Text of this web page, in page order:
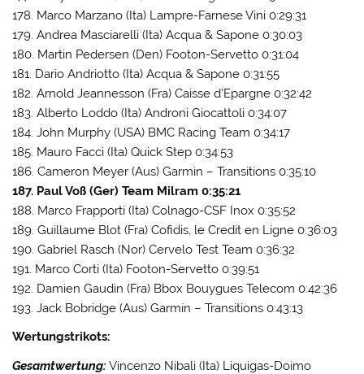
178. Marco Marzano (Ita) Lampre-Farnese Vini 0:29:31
179. Andrea Masciarelli (Ita) Acqua & Sapone 0:30:03
180. Martin Pedersen (Den) Footon-Servetto 0:31:04
181. Dario Andriotto (Ita) Acqua & Sapone 0:31:55
182. Arnold Jeannesson (Fra) Caisse d’Epargne 0:32:42
183. Alberto Loddo (Ita) Androni Giocattoli 0:34:07
184. John Murphy (USA) BMC Racing Team 0:34:17
185. Mauro Facci (Ita) Quick Step 0:34:53
186. Cameron Meyer (Aus) Garmin – Transitions 0:35:10
187. Paul Voß (Ger) Team Milram 0:35:21
188. Marco Frapporti (Ita) Colnago-CSF Inox 0:35:52
189. Guillaume Blot (Fra) Cofidis, le Credit en Ligne 0:36:03
190. Gabriel Rasch (Nor) Cervelo Test Team 0:36:32
191. Marco Corti (Ita) Footon-Servetto 0:39:51
192. Damien Gaudin (Fra) Bbox Bouygues Telecom 0:42:36
193. Jack Bobridge (Aus) Garmin – Transitions 0:43:13
Wertungstrikots:
Gesamtwertung:Vincenzo Nibali (Ita) Liquigas-Doimo